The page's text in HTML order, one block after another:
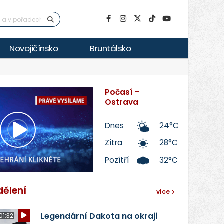
Novojičínsko Bruntálsko
Přehrát
video
Počasí -
Ostrava
Dnes
24°C
Zítra
28°C
Pozítří
32°C
více
Legendární Dakota na okraji